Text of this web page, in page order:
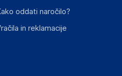
oddati naročilo?
in reklamacije